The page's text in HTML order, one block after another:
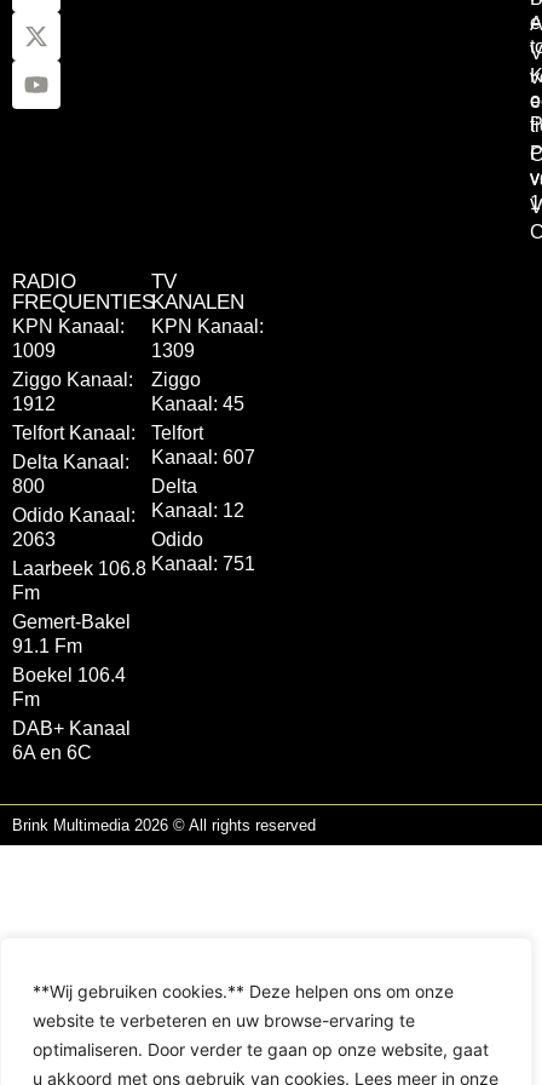
**Wij gebruiken cookies.** Deze helpen ons om onze
website te verbeteren en uw browse-ervaring te
optimaliseren. Door verder te gaan op onze website, gaat
u akkoord met ons gebruik van cookies. Lees meer in onze
RADIO
FREQUENTIES
KPN Kanaal:
1009
Ziggo Kanaal:
1912
Telfort Kanaal:
Delta Kanaal:
800
Odido Kanaal:
2063
Laarbeek 106.8
Fm
Gemert-Bakel
91.1 Fm
Boekel 106.4
Fm
DAB+ Kanaal
6A en 6C
TV
KANALEN
KPN Kanaal:
1309
Ziggo
Kanaal: 45
Telfort
Kanaal: 607
Delta
Kanaal: 12
Odido
Kanaal: 751
Brink Multimedia 2026 © All rights reserved